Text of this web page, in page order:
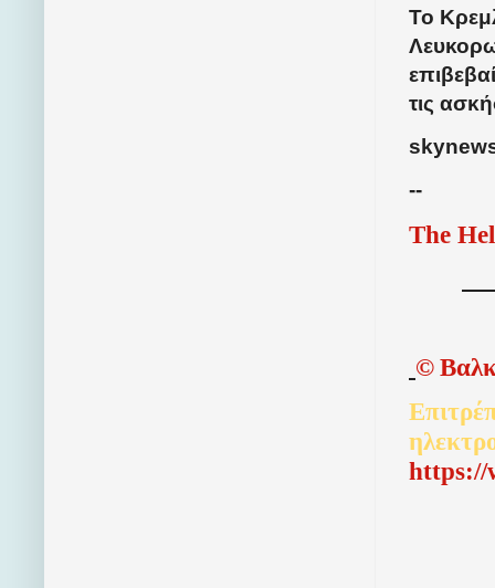
Το
τις
--
The
©
https://